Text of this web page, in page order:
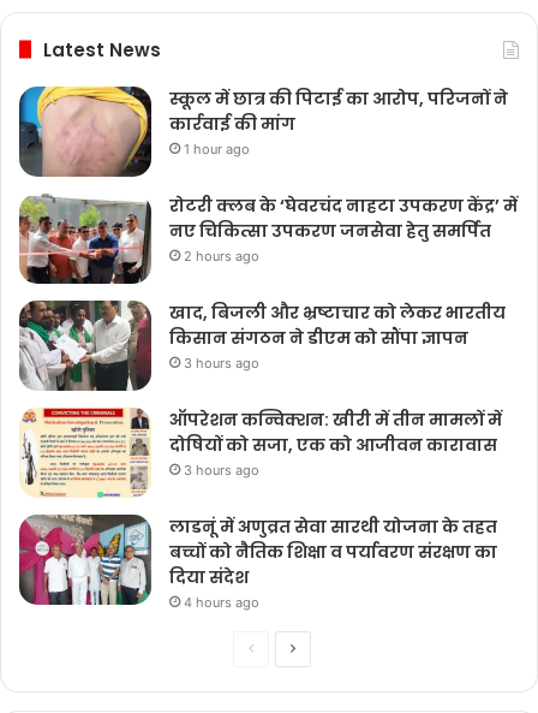
Latest News
स्कूल में छात्र की पिटाई का आरोप, परिजनों ने
कार्रवाई की मांग
1 hour ago
रोटरी क्लब के ‘घेवरचंद नाहटा उपकरण केंद्र’ में
नए चिकित्सा उपकरण जनसेवा हेतु समर्पित
2 hours ago
खाद, बिजली और भ्रष्टाचार को लेकर भारतीय
किसान संगठन ने डीएम को सौंपा ज्ञापन
3 hours ago
ऑपरेशन कन्विक्शन: खीरी में तीन मामलों में
दोषियों को सजा, एक को आजीवन कारावास
3 hours ago
लाडनूं में अणुव्रत सेवा सारथी योजना के तहत
बच्चों को नैतिक शिक्षा व पर्यावरण संरक्षण का
दिया संदेश
4 hours ago
PreviousNext